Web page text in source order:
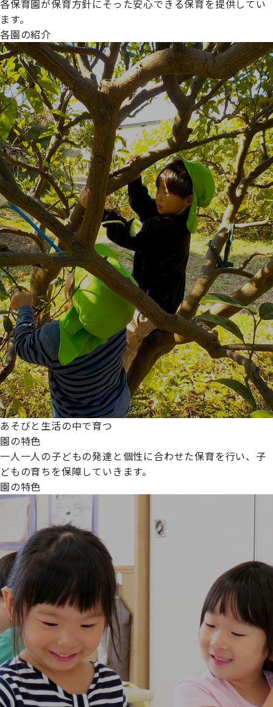
各保育園が保育方針にそった安心できる保育を提供してい
ます。
各園の紹介
あそびと生活の中で育つ
園の特色
一人一人の子どもの発達と個性に合わせた保育を行い、子
どもの育ちを保障していきます。
園の特色